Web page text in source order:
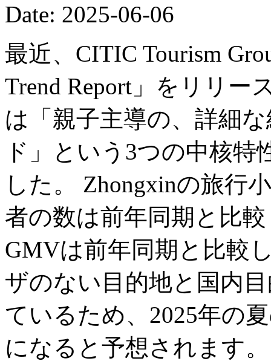
Date: 2025-06-06
最近、CITIC Tourism
Trend Report」をリリー
は「親子主導の、詳細
ド」という3つの中核
した。 Zhongxinの旅行
者の数は前年同期と比
GMVは前年同期と比較
ザのない目的地と国内
ているため、2025年の
になると予想されます